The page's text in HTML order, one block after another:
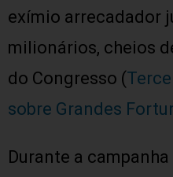
exímio arrecadador
milionários, cheios
do Congresso (
sobre Grandes
Durante a